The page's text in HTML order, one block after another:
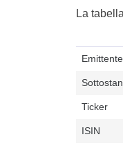
La
Emittente
Ticker
ISIN